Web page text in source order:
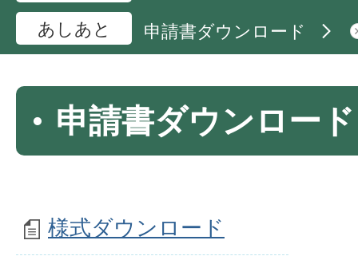
あしあと
申請書ダウンロード
申請書ダウンロード
様式ダウンロード